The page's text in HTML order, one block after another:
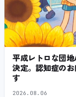
平成レトロな団地
決定。認知症の
す
2026.08.06